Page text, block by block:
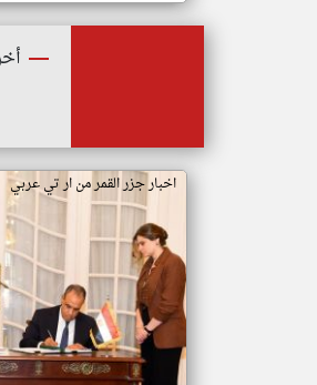
اخبار جزر القمر من ار تي عربي